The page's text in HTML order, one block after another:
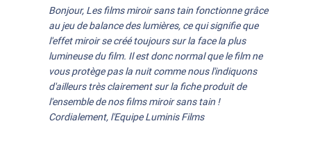
Bonjour, Les films miroir sans tain fonctionne grâce
au jeu de balance des lumières, ce qui signifie que
l'effet miroir se créé toujours sur la face la plus
lumineuse du film. Il est donc normal que le film ne
vous protège pas la nuit comme nous l'indiquons
d'ailleurs très clairement sur la fiche produit de
l'ensemble de nos films miroir sans tain !
Cordialement, l'Equipe Luminis Films